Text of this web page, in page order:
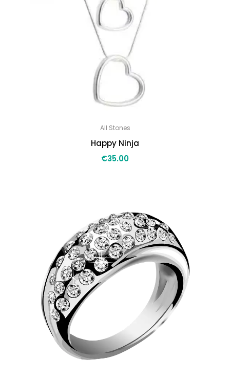
All Stones
Happy Ninja
€35.00